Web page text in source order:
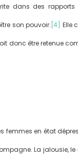
dans des rapports
son pouvoir. [4] Elle
donc être retenue
femmes en état
La jalousie, le